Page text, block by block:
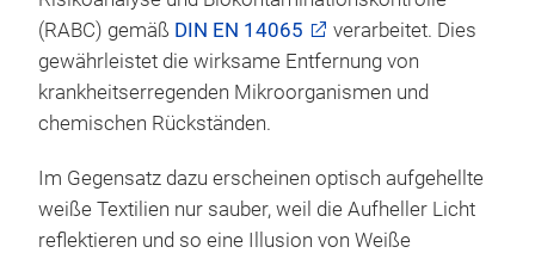
(RABC) gemäß DIN EN 14065
verarbeitet. Dies
gewährleistet die wirksame Entfernung von
krankheitserregenden Mikroorganismen und
chemischen Rückständen.
Im Gegensatz dazu erscheinen optisch aufgehellte
weiße Textilien nur sauber, weil die Aufheller Licht
reflektieren und so eine Illusion von Weiße